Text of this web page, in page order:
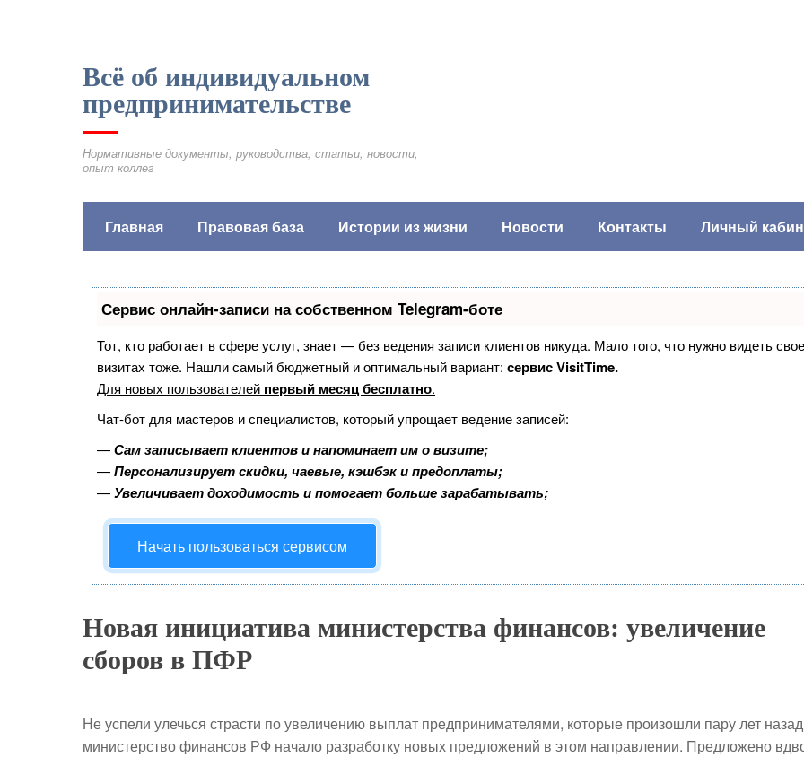
Всё об индивидуальном
предпринимательстве
Нормативные документы, руководства, статьи, новости,
опыт коллег
Главная Правовая база Истории из жизни Новости Контакты Личный
Сервис онлайн-записи на собственном Telegram-боте
Тот, кто работает в сфере услуг, знает — без ведения записи клиентов никуда. Мало того, что нужно видеть
визитах тоже. Нашли самый бюджетный и оптимальный вариант: сервис VisitTime.
Для новых пользователей первый месяц бесплатно.
Чат-бот для мастеров и специалистов, который упрощает ведение записей:
—Сам записывает клиентов и напоминает им о визите;
—Персонализирует скидки, чаевые, кэшбэк и предоплаты;
—Увеличивает доходимость и помогает больше зарабатывать;
Начать пользоваться сервисом
Новая инициатива министерства финансов: увеличение
сборов в ПФР
Не успели улечься страсти по увеличению выплат предпринимателями, которые произошли пару лет
министерство финансов РФ начало разработку новых предложений в этом направлении. Предложено